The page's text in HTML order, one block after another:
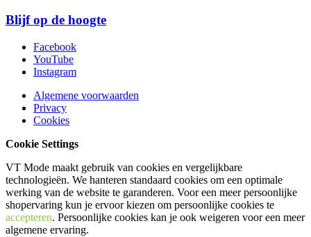
Blijf op de hoogte
Facebook
YouTube
Instagram
Algemene voorwaarden
Privacy
Cookies
Cookie Settings
VT Mode maakt gebruik van cookies en vergelijkbare
technologieën. We hanteren standaard cookies om een optimale
werking van de website te garanderen. Voor een meer persoonlijke
shopervaring kun je ervoor kiezen om persoonlijke cookies te
accepteren. Persoonlijke cookies kan je ook weigeren voor een meer
algemene ervaring.